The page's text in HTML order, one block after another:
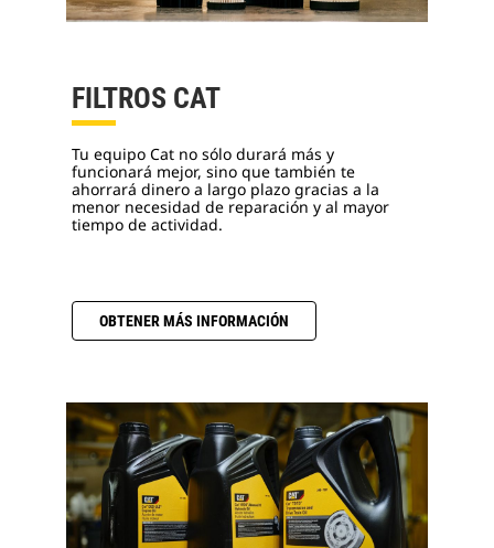
FILTROS CAT
Tu equipo Cat no sólo durará más y
funcionará mejor, sino que también te
ahorrará dinero a largo plazo gracias a la
menor necesidad de reparación y al mayor
tiempo de actividad.
OBTENER MÁS INFORMACIÓN